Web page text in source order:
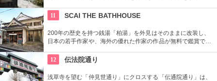
ます。
11 SCAI THE BATHHOUSE
200年の歴史を持つ銭湯「柏湯」を外見はそのままに改装し、
日本の若手作家や、海外の優れた作家の作品が無料で鑑賞でき
12
伝法院通り
浅草寺を望む「仲見世通り」にクロスする「伝通院通り」は、